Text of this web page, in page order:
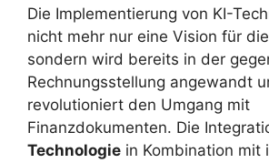
Die Implementierung von KI-
nicht mehr nur eine Vision für
sondern wird bereits in der
Rechnungsstellung angewandt
revolutioniert den Umgang mit
Finanzdokumenten. Die
Technologie in Kombination mit